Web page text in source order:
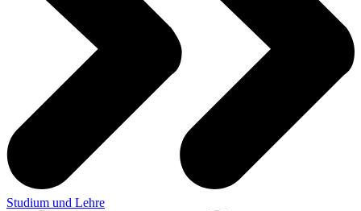
Studium und Lehre